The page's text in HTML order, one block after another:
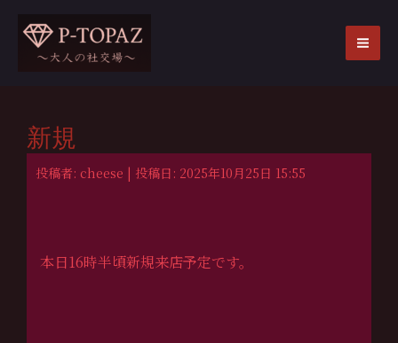
新規
投稿者: cheese | 投稿日: 2025年10月25日 15:55
本日16時半頃新規来店予定です。